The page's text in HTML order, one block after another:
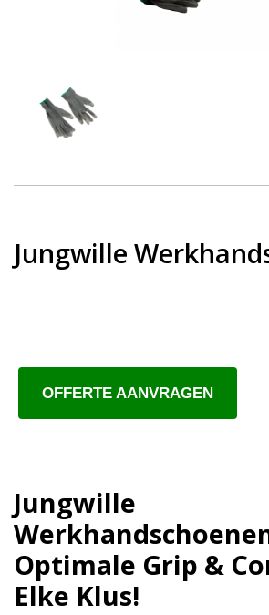
Jungwille
OFFERTE AANVRAGEN
Jungwille
Optimale Grip &
Elke Klus!